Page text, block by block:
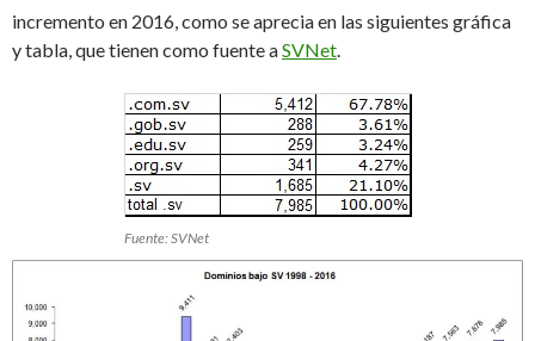
incremento en 2016, como se aprecia en las siguientes gráfica
y tabla, que tienen como fuente aSVNet
Fuente: SVNet